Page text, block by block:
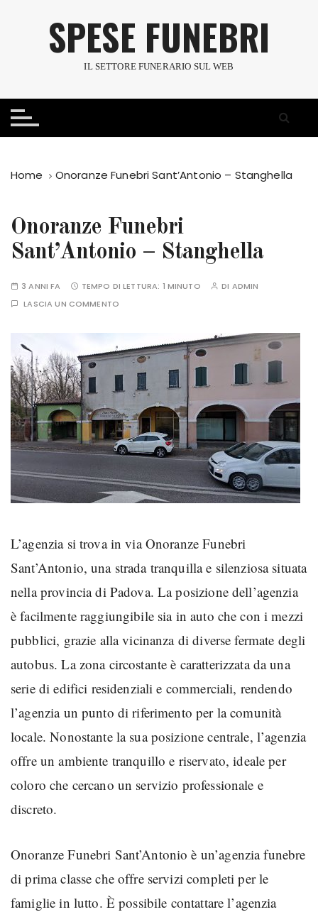
a
SPESE FUNEBRI
IL SETTORE FUNERARIO SUL WEB
Home Onoranze Funebri Sant’Antonio – Stanghella
Onoranze Funebri
Sant’Antonio – Stanghella
3 ANNI FA TEMPO DI LETTURA: 1 MINUTO DI ADMIN
LASCIA UN COMMENTO
L’agenzia si trova in via Onoranze Funebri
Sant’Antonio, una strada tranquilla e silenziosa situata
nella provincia di Padova. La posizione dell’agenzia
è facilmente raggiungibile sia in auto che con i mezzi
pubblici, grazie alla vicinanza di diverse fermate degli
autobus. La zona circostante è caratterizzata da una
serie di edifici residenziali e commerciali, rendendo
l’agenzia un punto di riferimento per la comunità
locale. Nonostante la sua posizione centrale, l’agenzia
offre un ambiente tranquillo e riservato, ideale per
coloro che cercano un servizio professionale e
discreto.
Onoranze Funebri Sant’Antonio è un’agenzia funebre
di prima classe che offre servizi completi per le
famiglie in lutto. È possibile contattare l’agenzia